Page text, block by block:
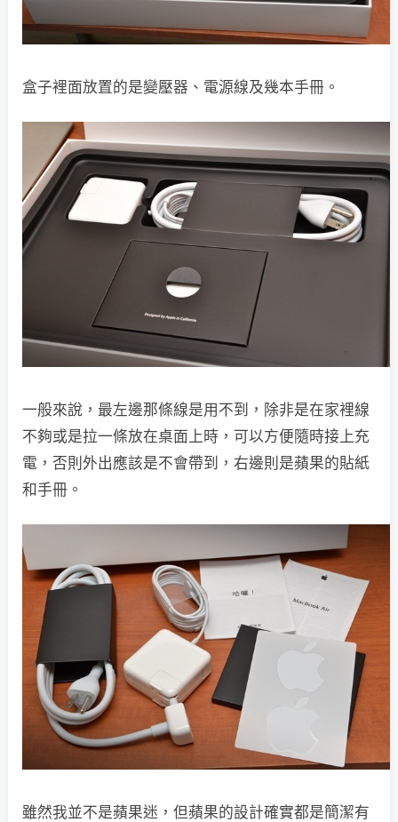
盒子裡面放置的是變壓器、電源線及幾本手冊。
一般來說，最左邊那條線是用不到，除非是在家裡線
不夠或是拉一條放在桌面上時，可以方便隨時接上充
電，否則外出應該是不會帶到，右邊則是蘋果的貼紙
和手冊。
雖然我並不是蘋果迷，但蘋果的設計確實都是簡潔有